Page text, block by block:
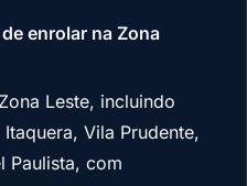
enrolar na Zona
Leste, incluindo
Vila Prudente,
Paulista, com